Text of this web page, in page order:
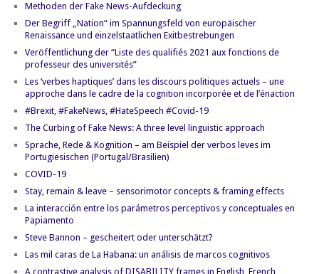
Methoden der Fake News-Aufdeckung
Der Begriff „Nation“ im Spannungsfeld von europäischer
Renaissance und einzelstaatlichen Exitbestrebungen
Veröffentlichung der “Liste des qualifiés 2021 aux fonctions de
professeur des universités”
Les ‘verbes haptiques’ dans les discours politiques actuels – une
approche dans le cadre de la cognition incorporée et de l’énaction
#Brexit, #FakeNews, #HateSpeech #Covid-19
The Curbing of Fake News: A three level linguistic approach
Sprache, Rede & Kognition – am Beispiel der verbos leves im
Portugiesischen (Portugal/Brasilien)
COVID-19
Stay, remain & leave – sensorimotor concepts & framing effects
La interacción entre los parámetros perceptivos y conceptuales en
Papiamento
Steve Bannon – gescheitert oder unterschätzt?
Las mil caras de La Habana: un análisis de marcos cognitivos
A contrastive analysis of DISABILITY frames in English, French,